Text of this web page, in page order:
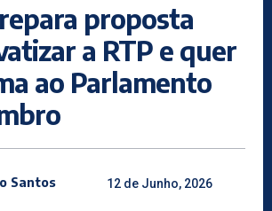
proposta
a RTP e quer
ao Parlamento
Santos 12 de Junho, 2026